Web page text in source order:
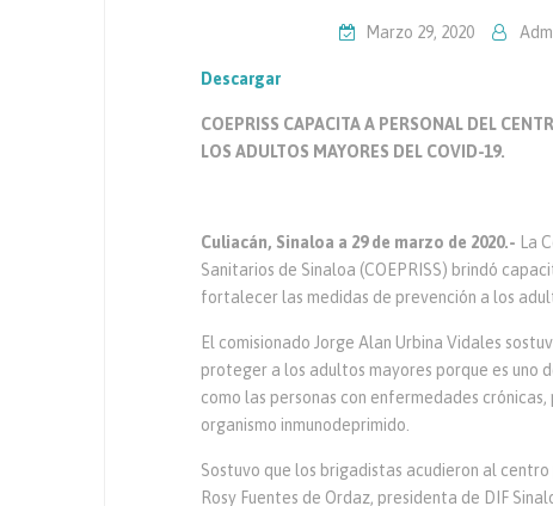
Marzo 29, 2020
Descargar
COEPRISS CAPACITA A PERSONAL DEL
LOS ADULTOS MAYORES DEL COVID-19.
Culiacán, Sinaloa a 29 de marzo de 2020.- La
Sanitarios de Sinaloa (COEPRISS) brindó
fortalecer las medidas de prevención a los
El comisionado Jorge Alan Urbina Vidales
proteger a los adultos mayores porque es uno
como las personas con enfermedades
organismo inmunodeprimido.
Sostuvo que los brigadistas acudieron al
Rosy Fuentes de Ordaz, presidenta de DIF